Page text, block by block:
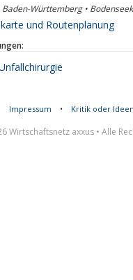
Baden-Württemberg •
und Routenplanung
Impressum • Kritik oder
Wirtschaftsnetz axxus • Alle